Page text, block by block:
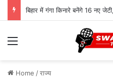
बिहार में गंगा किनारे बनेंगे 16 नए
Menu
Home /राज्य